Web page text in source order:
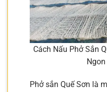
Cách Nấu Phở Sắn
Phở sắn Quế Sơn là